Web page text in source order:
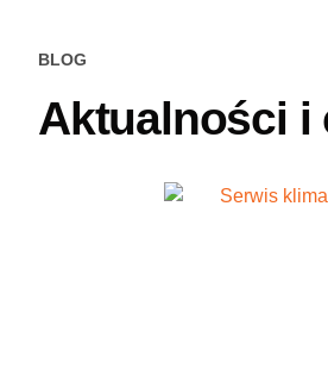
BLOG
Aktualności i